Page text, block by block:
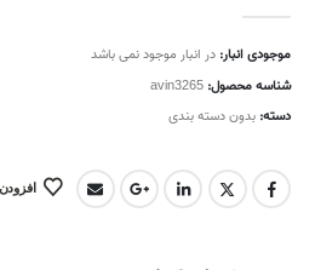
موجودی انبار: در انبار موجود نمی باشد
شناسه محصول: avin3265
دسته: بدون دسته بندی